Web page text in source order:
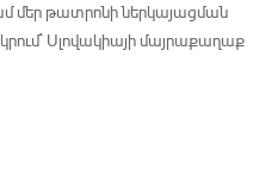
թատրոնի ներկայացման
Սլովակիայի մայրաքաղաք